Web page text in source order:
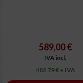
589,00 €
IVA incl.
482,79 € + IVA